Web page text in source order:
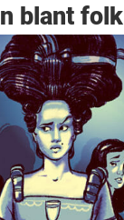
blant folk